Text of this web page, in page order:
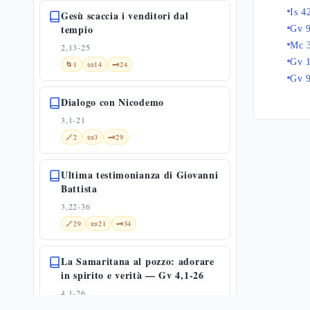
Gesù scaccia i venditori dal
tempio
2,13-25
🌀 1 📜14 🗝️24
Dialogo con Nicodemo
3,1-21
🔗2 📜3 🗝️29
Ultima testimonianza di Giovanni
Battista
3,22-36
🔗29 📜21 🗝️34
La Samaritana al pozzo: adorare
in spirito e verità — Gv 4,1-26
4,1-26
Is
Gv
Mc
Gv
Gv 9